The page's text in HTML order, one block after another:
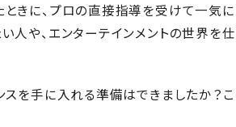
きに、プロの直接指導を受けて一気
人や、エンターテインメントの世界
スを手に入れる準備はできましたか？